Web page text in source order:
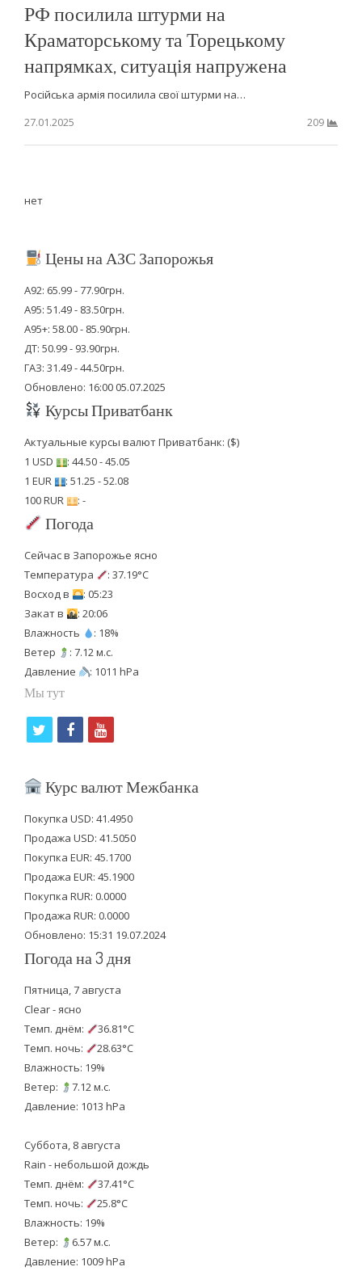
РФ посилила штурми на
Краматорському та Торецькому
напрямках, ситуація напружена
Російська армія посилила свої штурми на…
27.01.2025
209
нет
Цены на АЗС Запорожья
А92: 65.99 - 77.90грн.
А95: 51.49 - 83.50грн.
А95+: 58.00 - 85.90грн.
ДТ: 50.99 - 93.90грн.
ГАЗ: 31.49 - 44.50грн.
Обновлено: 16:00 05.07.2025
Курсы Приватбанк
Актуальные курсы валют Приватбанк: ($)
1 USD
: 44.50 - 45.05
1 EUR
: 51.25 - 52.08
100 RUR
: -
Погода
Сейчас в Запорожье ясно
Температура
: 37.19°C
Восход в
: 05:23
Закат в
: 20:06
Влажность
: 18%
Ветер
: 7.12 м.с.
Давление
: 1011 hPa
Мы тут
i
t
e
r
f
c
b
o
o
k
y
u
u
b
e
Курс валют Межбанка
Покупка USD: 41.4950
Продажа USD: 41.5050
Покупка EUR: 45.1700
Продажа EUR: 45.1900
Покупка RUR: 0.0000
Продажа RUR: 0.0000
Обновлено: 15:31 19.07.2024
Погода на 3 дня
Пятница, 7 августа
Clear - ясно
Темп. днём:
36.81°C
Темп. ночь:
28.63°C
Влажность: 19%
Ветер:
7.12 м.с.
Давление: 1013 hPa
Суббота, 8 августа
Rain - небольшой дождь
Темп. днём:
37.41°C
Темп. ночь:
25.8°C
Влажность: 19%
Ветер:
6.57 м.с.
Давление: 1009 hPa